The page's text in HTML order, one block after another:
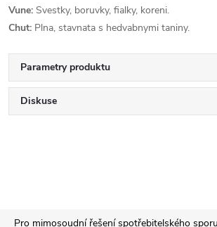
Vune: Svestky, boruvky, fialky, koreni.
Chut: Plna, stavnata s hedvabnymi taniny.
Parametry produktu
Diskuse
Pro mimosoudní řešení spotřebitelského